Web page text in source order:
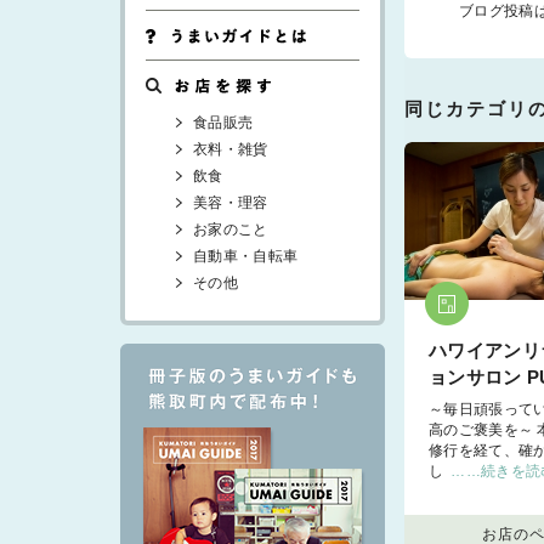
食品販売
衣料・雑貨
飲食
美容・理容
お家のこと
自動車・自転車
その他
ブログ投稿
同じカテゴリ
ハワイアン
ョンサロン
～毎日頑張って
高のご褒美を～
修行を経て、確
し
……続きを読
お店の